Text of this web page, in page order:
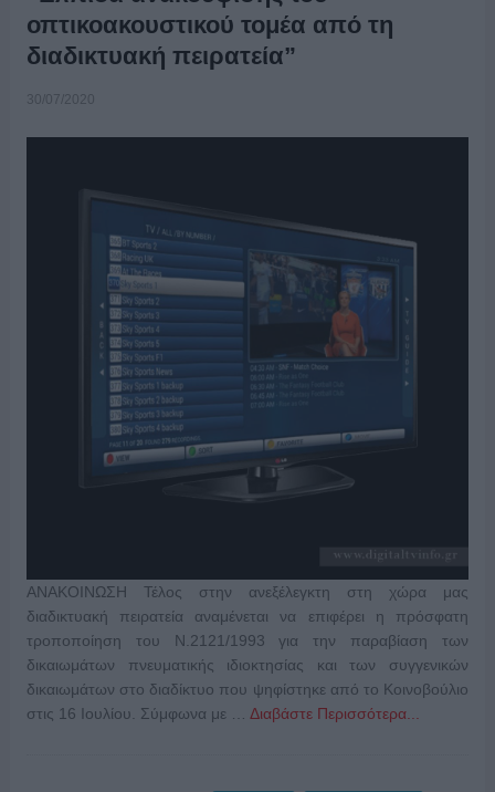
οπτικοακουστικού τομέα από τη
διαδικτυακή πειρατεία”
30/07/2020
ΑΝΑΚΟΙΝΩΣΗ Τέλος στην ανεξέλεγκτη στη χώρα μας
διαδικτυακή πειρατεία αναμένεται να επιφέρει η πρόσφατη
τροποποίηση του Ν.2121/1993 για την παραβίαση των
δικαιωμάτων πνευματικής ιδιοκτησίας και των συγγενικών
δικαιωμάτων στο διαδίκτυο που ψηφίστηκε από το Κοινοβούλιο
στις 16 Ιουλίου. Σύμφωνα με … Διαβάστε Περισσότερα...